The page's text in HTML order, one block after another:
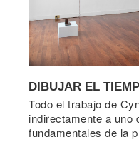
DIBUJAR EL
Todo el trabajo de
indirectamente a uno
fundamentales de la